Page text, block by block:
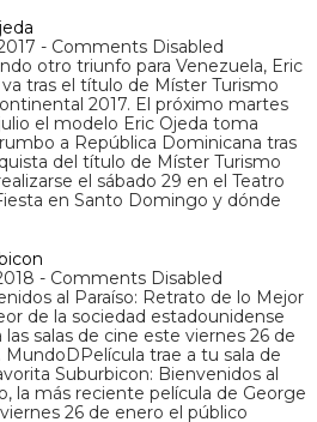
- Comments Disabled
otro triunfo para Venezuela, Eric
tras el título de Míster Turismo
2017. El próximo martes
el modelo Eric Ojeda toma
a República Dominicana tras
del título de Míster Turismo
el sábado 29 en el Teatro
en Santo Domingo y dónde
- Comments Disabled
al Paraíso: Retrato de lo Mejor
de la sociedad estadounidense
las salas de cine este viernes 26 de
MundoDPelícula trae a tu sala de
Suburbicon: Bienvenidos al
la más reciente película de George
26 de enero el público